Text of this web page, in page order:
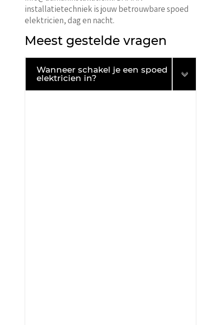
installatietechniek is jouw betrouwbare spoed
elektricien, dag en nacht.
Meest gestelde vragen
Wanneer schakel je een spoed
elektricien in?